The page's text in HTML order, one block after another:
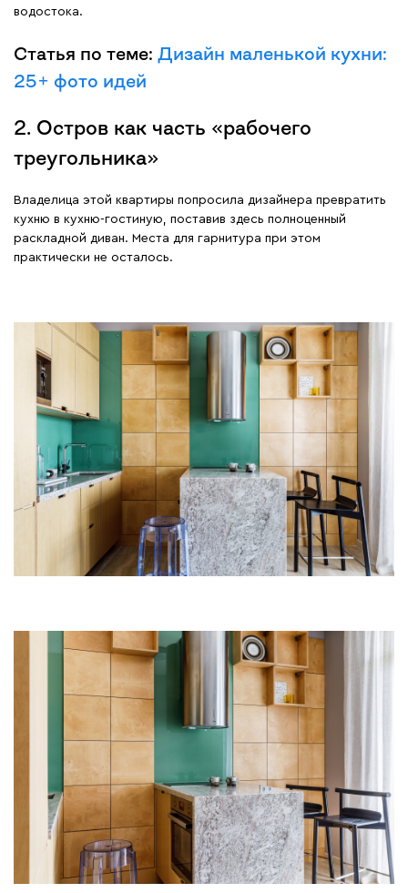
водостока.
Статья по теме: Дизайн маленькой кухни:
25+ фото идей
2. Остров как часть «рабочего
треугольника»
Владелица этой квартиры попросила дизайнера превратить
кухню в кухню-гостиную, поставив здесь полноценный
раскладной диван. Места для гарнитура при этом
практически не осталось.